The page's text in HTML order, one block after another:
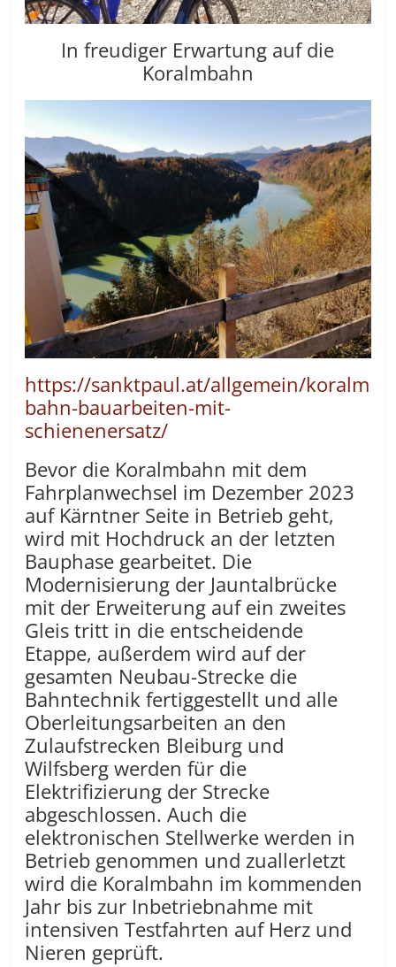
In freudiger Erwartung auf die
Koralmbahn
https://sanktpaul.at/allgemein/koralm
bahn-bauarbeiten-mit-
schienenersatz/
Bevor die Koralmbahn mit dem
Fahrplanwechsel im Dezember 2023
auf Kärntner Seite in Betrieb geht,
wird mit Hochdruck an der letzten
Bauphase gearbeitet. Die
Modernisierung der Jauntalbrücke
mit der Erweiterung auf ein zweites
Gleis tritt in die entscheidende
Etappe, außerdem wird auf der
gesamten Neubau-Strecke die
Bahntechnik fertiggestellt und alle
Oberleitungsarbeiten an den
Zulaufstrecken Bleiburg und
Wilfsberg werden für die
Elektrifizierung der Strecke
abgeschlossen. Auch die
elektronischen Stellwerke werden in
Betrieb genommen und zuallerletzt
wird die Koralmbahn im kommenden
Jahr bis zur Inbetriebnahme mit
intensiven Testfahrten auf Herz und
Nieren geprüft.